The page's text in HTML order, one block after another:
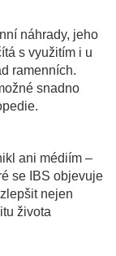
náhrady, jeho
s využitím i u
ramenních.
snadno
ani médiím –
se IBS objevuje
nejen
života